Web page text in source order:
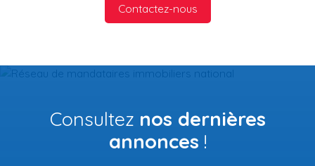
Contactez-nous
Consultez nos dernières
annonces !